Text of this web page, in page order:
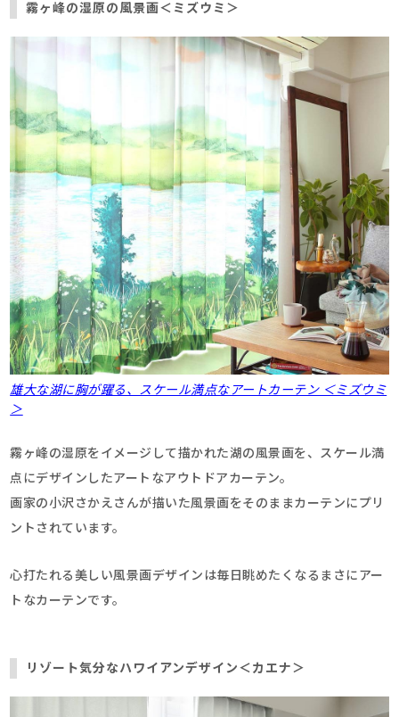
霧ヶ峰の湿原の風景画＜ミズウミ＞
雄大な湖に胸が躍る、スケール満点なアートカーテン ＜ミズウミ
＞
霧ヶ峰の湿原をイメージして描かれた湖の風景画を、スケール満
点にデザインしたアートなアウトドアカーテン。
画家の小沢さかえさんが描いた風景画をそのままカーテンにプリ
ントされています。
心打たれる美しい風景画デザインは毎日眺めたくなるまさにアー
トなカーテンです。
リゾート気分なハワイアンデザイン＜カエナ＞